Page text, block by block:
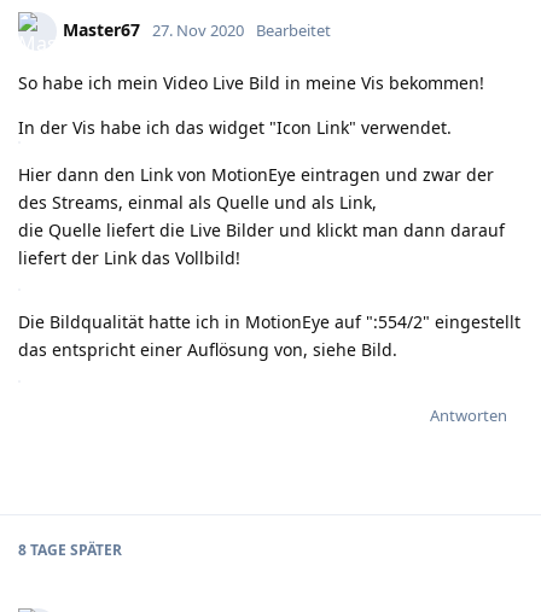
Master67 27. Nov 2020 Bearbeitet
So habe ich mein Video Live Bild in meine Vis bekommen!
In der Vis habe ich das widget "Icon Link" verwendet.
Hier dann den Link von MotionEye eintragen und zwar der
des Streams, einmal als Quelle und als Link,
die Quelle liefert die Live Bilder und klickt man dann darauf
liefert der Link das Vollbild!
Die Bildqualität hatte ich in MotionEye auf ":554/2" eingestellt
das entspricht einer Auflösung von, siehe Bild.
Antworten
8 TAGE SPÄTER